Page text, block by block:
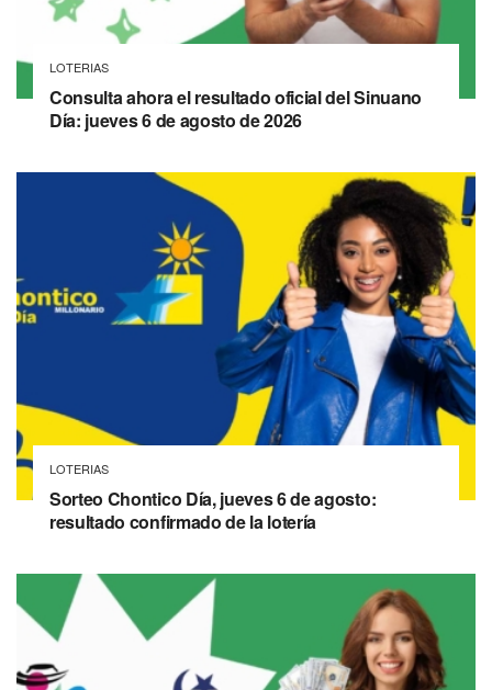
LOTERIAS
Consulta ahora el resultado oficial del Sinuano
Día: jueves 6 de agosto de 2026
LOTERIAS
Sorteo Chontico Día, jueves 6 de agosto:
resultado confirmado de la lotería